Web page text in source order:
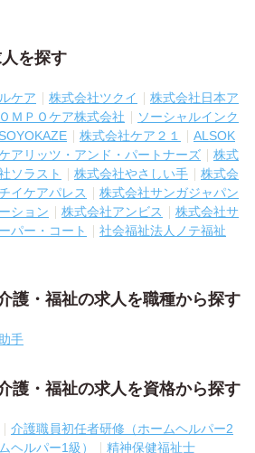
を探す
ケア 株式会社ツクイ
株式会社日本ア
ＭＰＯケア株式会社
ソーシャルインク
株式会社ケア２１
ALSOK
アリッツ・アンド・パートナーズ
株式
ソラスト 株式会社やさしい手
株式会
イケアパレス
株式会社サンガジャパン
ション
株式会社アンビス
株式会社サ
パー・コート
社会福祉法人ノテ福祉
護・福祉の求人を職種から探す
手
護・福祉の求人を資格から探す
介護職員初任者研修（ホームヘルパー2
ヘルパー1級） 精神保健福祉士